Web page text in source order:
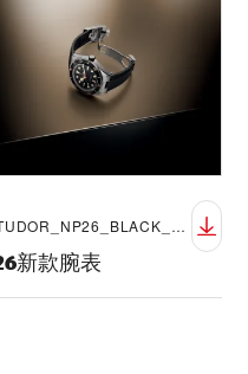
TUDOR_NP26_BLACK_BAY_58_LIFESTYLE_12
新款腕表